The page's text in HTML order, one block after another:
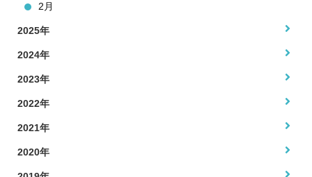
2月
2025年
2024年
2023年
2022年
2021年
2020年